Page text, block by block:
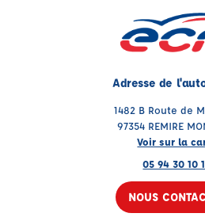
Adresse de
1482 B Route de
97354 REMIRE
Voir sur la
05 94 30 10
NOUS